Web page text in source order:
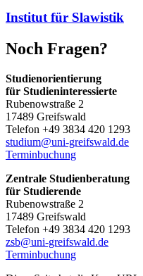
Institut für Slawistik
Noch Fragen?
Studienorientierung
für Studieninteressierte
Rubenowstraße 2
17489 Greifswald
Telefon +49 3834 420 1293
studium@uni-greifswald.de
Terminbuchung
Zentrale Studienberatung
für Studierende
Rubenowstraße 2
17489 Greifswald
Telefon +49 3834 420 1293
zsb@uni-greifswald.de
Terminbuchung